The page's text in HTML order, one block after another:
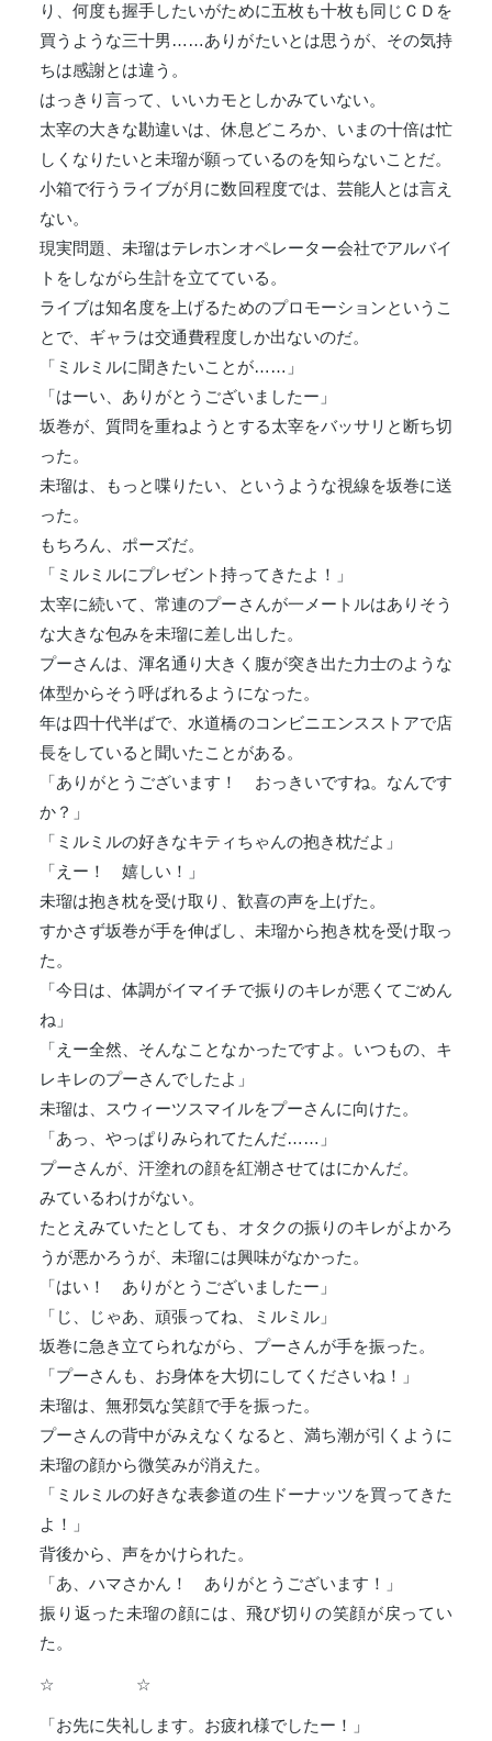
り、何度も握手したいがために五枚も十枚も同じＣＤを
買うような三十男……ありがたいとは思うが、その気持
ちは感謝とは違う。
はっきり言って、いいカモとしかみていない。
太宰の大きな勘違いは、休息どころか、いまの十倍は忙
しくなりたいと未瑠が願っているのを知らないことだ。
小箱で行うライブが月に数回程度では、芸能人とは言え
ない。
現実問題、未瑠はテレホンオペレーター会社でアルバイ
トをしながら生計を立てている。
ライブは知名度を上げるためのプロモーションというこ
とで、ギャラは交通費程度しか出ないのだ。
「ミルミルに聞きたいことが……」
「はーい、ありがとうございましたー」
坂巻が、質問を重ねようとする太宰をバッサリと断ち切
った。
未瑠は、もっと喋りたい、というような視線を坂巻に送
った。
もちろん、ポーズだ。
「ミルミルにプレゼント持ってきたよ！」
太宰に続いて、常連のプーさんが一メートルはありそう
な大きな包みを未瑠に差し出した。
プーさんは、渾名通り大きく腹が突き出た力士のような
体型からそう呼ばれるようになった。
年は四十代半ばで、水道橋のコンビニエンスストアで店
長をしていると聞いたことがある。
「ありがとうございます！ おっきいですね。なんです
か？」
「ミルミルの好きなキティちゃんの抱き枕だよ」
「えー！ 嬉しい！」
未瑠は抱き枕を受け取り、歓喜の声を上げた。
すかさず坂巻が手を伸ばし、未瑠から抱き枕を受け取っ
た。
「今日は、体調がイマイチで振りのキレが悪くてごめん
ね」
「えー全然、そんなことなかったですよ。いつもの、キ
レキレのプーさんでしたよ」
未瑠は、スウィーツスマイルをプーさんに向けた。
「あっ、やっぱりみられてたんだ……」
プーさんが、汗塗れの顔を紅潮させてはにかんだ。
みているわけがない。
たとえみていたとしても、オタクの振りのキレがよかろ
うが悪かろうが、未瑠には興味がなかった。
「はい！ ありがとうございましたー」
「じ、じゃあ、頑張ってね、ミルミル」
坂巻に急き立てられながら、プーさんが手を振った。
「プーさんも、お身体を大切にしてくださいね！」
未瑠は、無邪気な笑顔で手を振った。
プーさんの背中がみえなくなると、満ち潮が引くように
未瑠の顔から微笑みが消えた。
「ミルミルの好きな表参道の生ドーナッツを買ってきた
よ！」
背後から、声をかけられた。
「あ、ハマさかん！ ありがとうございます！」
振り返った未瑠の顔には、飛び切りの笑顔が戻ってい
た。
☆ ☆
「お先に失礼します。お疲れ様でしたー！」